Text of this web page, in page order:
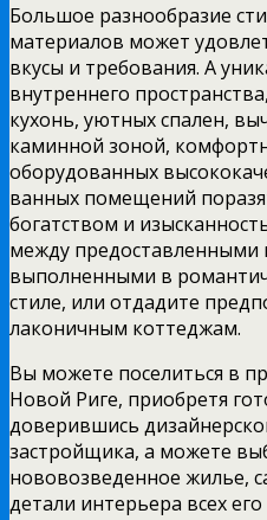
Большое разнообразие
материалов может
вкусы и требования. А
внутреннего
кухонь, уютных спален,
каминной зоной,
оборудованных
ванных помещений
богатством и
между предоставленными
выполненными в
стиле, или отдадите
лаконичным коттеджам.
Вы можете поселиться в
Новой Риге, приобретя
доверившись
застройщика, а можете
нововозведенное жилье,
детали интерьера всех